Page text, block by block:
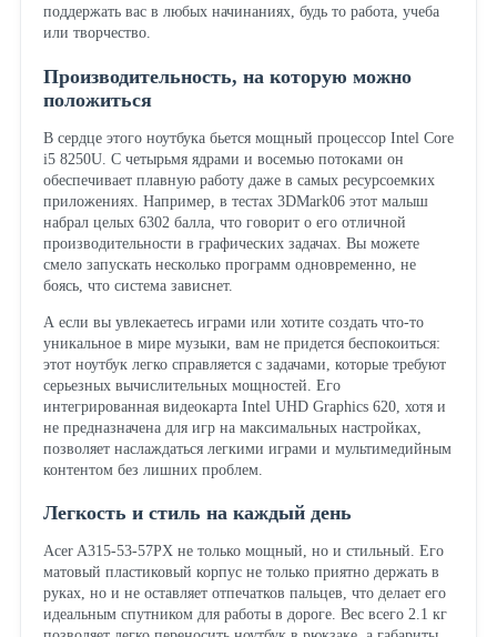
поддержать вас в любых начинаниях, будь то работа, учеба
или творчество.
Производительность, на которую можно
положиться
В сердце этого ноутбука бьется мощный процессор Intel Core
i5 8250U. С четырьмя ядрами и восемью потоками он
обеспечивает плавную работу даже в самых ресурсоемких
приложениях. Например, в тестах 3DMark06 этот малыш
набрал целых 6302 балла, что говорит о его отличной
производительности в графических задачах. Вы можете
смело запускать несколько программ одновременно, не
боясь, что система зависнет.
А если вы увлекаетесь играми или хотите создать что-то
уникальное в мире музыки, вам не придется беспокоиться:
этот ноутбук легко справляется с задачами, которые требуют
серьезных вычислительных мощностей. Его
интегрированная видеокарта Intel UHD Graphics 620, хотя и
не предназначена для игр на максимальных настройках,
позволяет наслаждаться легкими играми и мультимедийным
контентом без лишних проблем.
Легкость и стиль на каждый день
Acer A315-53-57PX не только мощный, но и стильный. Его
матовый пластиковый корпус не только приятно держать в
руках, но и не оставляет отпечатков пальцев, что делает его
идеальным спутником для работы в дороге. Вес всего 2.1 кг